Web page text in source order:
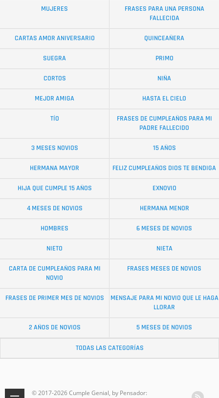
MUJERES
FRASES PARA UNA PERSONA
FALLECIDA
CARTAS AMOR ANIVERSARIO QUINCEAÑERA
SUEGRA PRIMO
CORTOS NIÑA
MEJOR AMIGA HASTA EL CIELO
TÍO
FRASES DE CUMPLEAÑOS PARA MI
PADRE FALLECIDO
3 MESES NOVIOS 15 AÑOS
HERMANA MAYOR FELIZ CUMPLEAÑOS DIOS TE BENDIGA
HIJA QUE CUMPLE 15 AÑOS EXNOVIO
4 MESES DE NOVIOS HERMANA MENOR
HOMBRES 6 MESES DE NOVIOS
NIETO NIETA
CARTA DE CUMPLEAÑOS PARA MI
NOVIO
FRASES MESES DE NOVIOS
FRASES DE PRIMER MES DE NOVIOS
MENSAJE PARA MI NOVIO QUE LE HAGA
LLORAR
2 AÑOS DE NOVIOS 5 MESES DE NOVIOS
TODAS LAS CATEGORÍAS
© 2017-2026 Cumple Genial, by Pensador: